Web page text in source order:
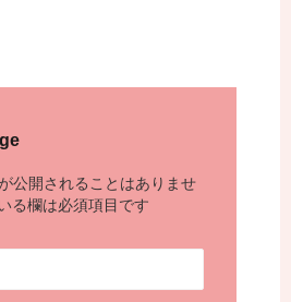
公開されることはありませ
る欄は必須項目です